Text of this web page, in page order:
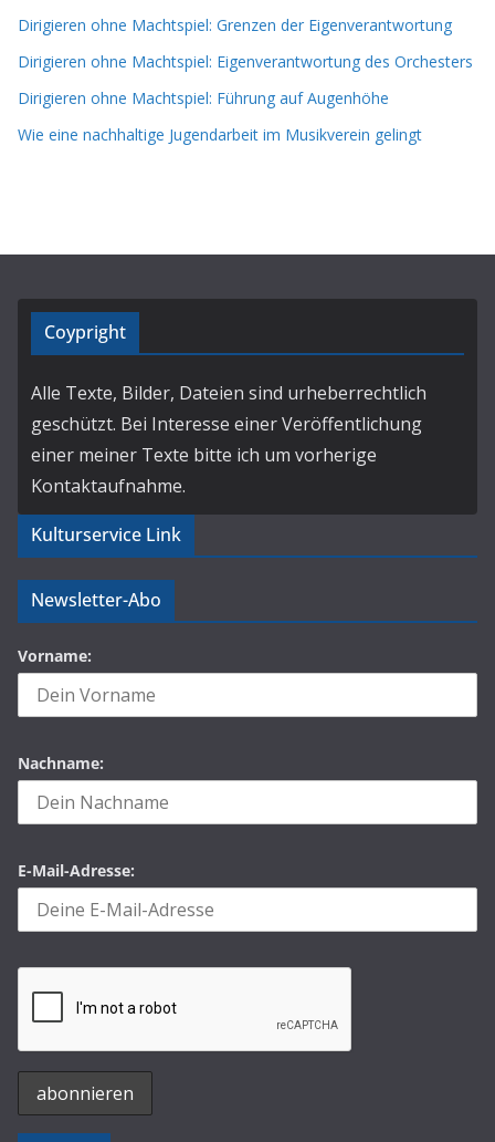
Dirigieren ohne Machtspiel: Grenzen der Eigenverantwortung
Dirigieren ohne Machtspiel: Eigenverantwortung des Orchesters
Dirigieren ohne Machtspiel: Führung auf Augenhöhe
Wie eine nachhaltige Jugendarbeit im Musikverein gelingt
Coypright
Alle Texte, Bilder, Dateien sind urheberrechtlich
geschützt. Bei Interesse einer Veröffentlichung
einer meiner Texte bitte ich um vorherige
Kontaktaufnahme.
Kulturservice Link
Newsletter-Abo
Vorname:
Nachname:
E-Mail-Adresse: